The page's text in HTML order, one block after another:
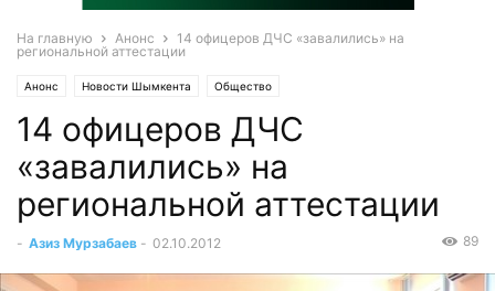
На главную Анонс
14 офицеров ДЧС «завалились» на
региональной аттестации
Анонс Новости Шымкента Общество
14 офицеров ДЧС
«завалились» на
региональной аттестации
- Азиз Мурзабаев - 02.10.2012 89